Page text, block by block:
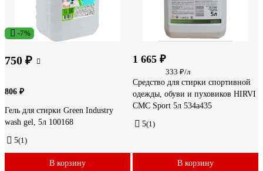
-7%
750 ₽
806 ₽
Гель для стирки Green Industry
wash gel, 5л 100168
5(1)
В корзину
1 665 ₽
333 ₽/л
Средство для стирки спортивной
одежды, обуви и пуховиков HIRVI
СМС Sport 5л 534а435
5(1)
В корзину